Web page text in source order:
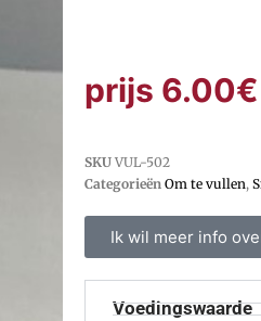
prijs
SKU VUL-502
Categorieën Om te vullen,
Ik wil meer info
Voedingswaarde